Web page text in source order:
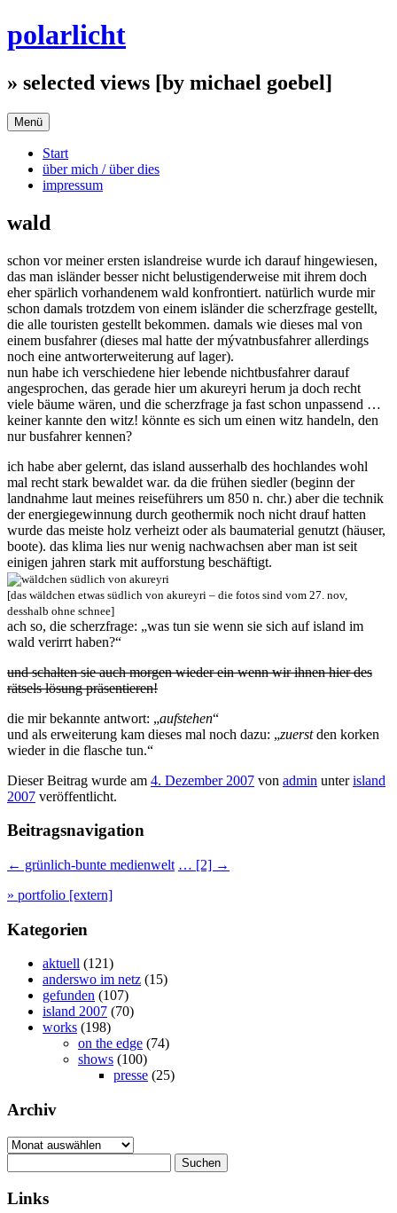
Inhalt
polarlicht
» selected views [by michael goebel]
Menü
Start
über mich / über dies
impressum
wald
schon vor meiner ersten islandreise wurde ich darauf hingewiesen,
das man isländer besser nicht belustigenderweise mit ihrem doch
eher spärlich vorhandenem wald konfrontiert. natürlich wurde mir
schon damals trotzdem von einem isländer die scherzfrage gestellt,
die alle touristen gestellt bekommen. damals wie dieses mal von
einem busfahrer (dieses mal hatte der mývatnbusfahrer allerdings
noch eine antworterweiterung auf lager).
nun habe ich verschiedene hier lebende nichtbusfahrer darauf
angesprochen, das gerade hier um akureyri herum ja doch recht
viele bäume wären, und die scherzfrage ja fast schon unpassend …
keiner kannte den witz! könnte es sich um einen witz handeln, den
nur busfahrer kennen?
ich habe aber gelernt, das island ausserhalb des hochlandes wohl
mal recht stark bewaldet war. da die frühen siedler (beginn der
landnahme laut meines reiseführers um 850 n. chr.) aber die technik
der energiegewinnung durch geothermik noch nicht drauf hatten
wurde das meiste holz verheizt oder als baumaterial genutzt (häuser,
boote). das klima lies nur wenig nachwachsen aber man ist seit
einigen jahren stark mit aufforstung beschäftigt.
[das wäldchen etwas südlich von akureyri – die fotos sind vom 27. nov,
desshalb ohne schnee]
ach so, die scherzfrage: „was tun sie wenn sie sich auf island im
wald verirrt haben?“
und schalten sie auch morgen wieder ein wenn wir ihnen hier des
rätsels lösung präsentieren!
die mir bekannte antwort: „aufstehen“
und als erweiterung kam dieses mal noch dazu: „zuerstden korken
wieder in die flasche tun.“
Dieser Beitrag wurde am 4. Dezember 2007 von admin unterisland
2007 veröffentlicht.
Beitragsnavigation
← grünlich-bunte medienwelt … [2] →
» portfolio [extern]
Kategorien
aktuell (121)
anderswo im netz (15)
gefunden (107)
island 2007 (70)
works (198)
on the edge (74)
shows (100)
presse (25)
Archiv
Archiv
nach:
Links